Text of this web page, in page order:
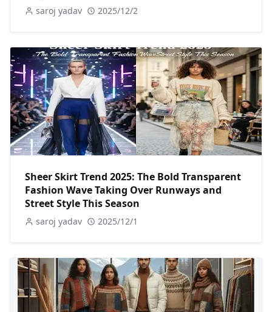
saroj yadav 2025/12/2
Sheer Skirt Trend 2025: The Bold Transparent
Fashion Wave Taking Over Runways and
Street Style This Season
saroj yadav 2025/12/1